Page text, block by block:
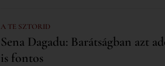
A TE SZTORID
Sena Dagadu: Barátságban azt
is fontos